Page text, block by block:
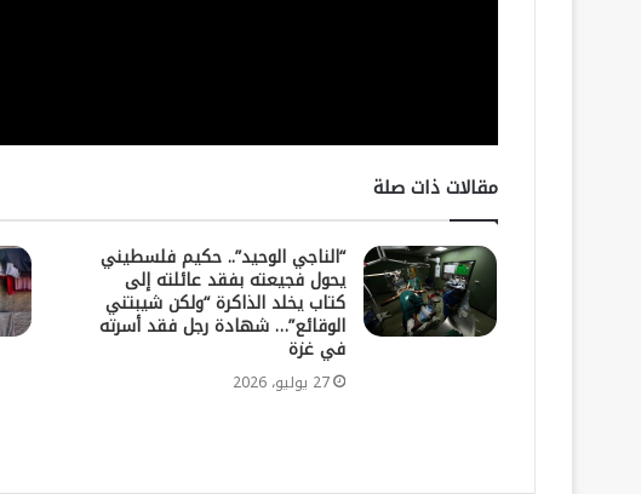
مقالات ذات صلة
“الناجي الوحيد”.. حكيم فلسطيني
يحول فجيعته بفقد عائلته إلى
كتاب يخلد الذاكرة “ولكن شيبتني
الوقائع”… شهادة رجل فقد أسرته
في غزة
27 يوليو، 2026